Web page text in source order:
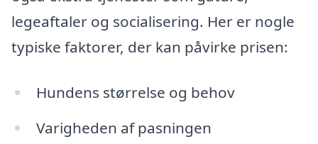
legeaftaler og socialisering. Her er nogle
typiske faktorer, der kan påvirke prisen:
Hundens størrelse og behov
Varigheden af pasningen